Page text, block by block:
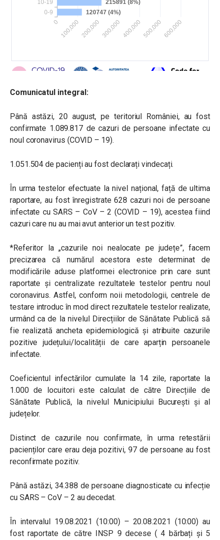
Comunicatul integral:
Până astăzi, 20 august, pe teritoriul României, au fost
confirmate 1.089.817 de cazuri de persoane infectate cu
noul coronavirus (COVID – 19).
1.051.504 de pacienți au fost declarați vindecați.
În urma testelor efectuate la nivel național, față de ultima
raportare, au fost înregistrate 628 cazuri noi de persoane
infectate cu SARS – CoV – 2 (COVID – 19), acestea fiind
cazuri care nu au mai avut anterior un test pozitiv.
*Referitor la „cazurile noi nealocate pe județe”, facem
precizarea că numărul acestora este determinat de
modificările aduse platformei electronice prin care sunt
raportate și centralizate rezultatele testelor pentru noul
coronavirus. Astfel, conform noii metodologii, centrele de
testare introduc în mod direct rezultatele testelor realizate,
urmând ca de la nivelul Direcțiilor de Sănătate Publică să
fie realizată ancheta epidemiologică și atribuite cazurile
pozitive județului/localității de care aparțin persoanele
infectate.
Coeficientul infectărilor cumulate la 14 zile, raportate la
1.000 de locuitori este calculat de către Direcțiile de
Sănătate Publică, la nivelul Municipiului București și al
județelor.
Distinct de cazurile nou confirmate, în urma retestării
pacienților care erau deja pozitivi, 97 de persoane au fost
reconfirmate pozitiv.
Până astăzi, 34.388 de persoane diagnosticate cu infecție
cu SARS – CoV – 2 au decedat.
În intervalul 19.08.2021 (10:00) – 20.08.2021 (10:00) au
fost raportate de către INSP 9 decese ( 4 bărbați și 5